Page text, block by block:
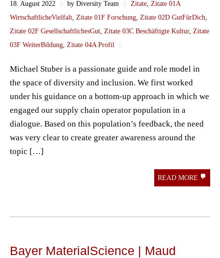
18. August 2022 || by Diversity Team || Zitate Zitate 01A
WirtschaftlicheVielfalt Zitate 01F Forschung Zitate 02D GutFürDich
Zitate 02F GesellschaftlichesGut Zitate 03C Beschäftigte Kultur, Zitate
03F WeiterBildung Zitate 04A Profil ||
Michael Stuber is a passionate guide and role model in
the space of diversity and inclusion. We first worked
under his guidance on a bottom-up approach in which we
engaged our supply chain operator population in a
dialogue. Based on this population’s feedback, the need
was very clear to create greater awareness around the
topic […]
READ MORE
Bayer MaterialScience | Maud